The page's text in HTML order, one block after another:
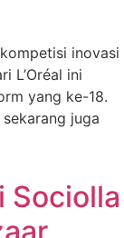
inovasi
L’Oréal ini
yang ke-18.
juga
Sociolla